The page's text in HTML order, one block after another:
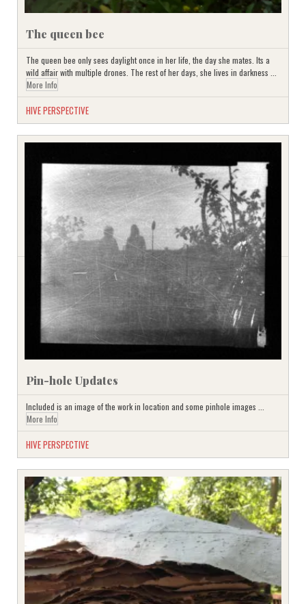
The queen bee
The queen bee only sees daylight once in her life, the day she mates. Its a
wild affair with multiple drones. The rest of her days, she lives in darkness ...
More Info
HIVE PERSPECTIVE
Pin-hole Updates
Included is an image of the work in location and some pinhole images ...
More Info
HIVE PERSPECTIVE